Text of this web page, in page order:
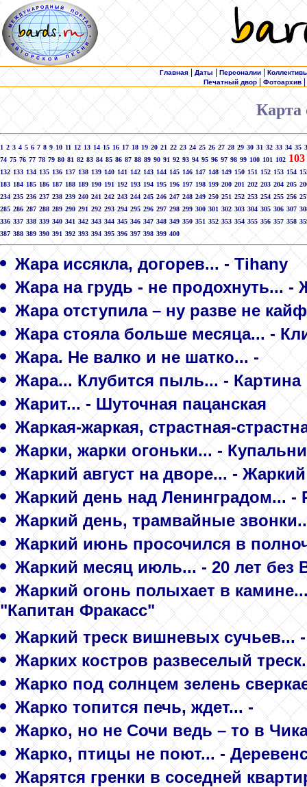
Главная| Даты Персоналии|
Печатный двор| Фотоархив
Карта
1 2 3 4 5 6 7 8 9 10 11 12 13 14 15 16 17 18 19 20 21 22 23 24 25 26 27 28 29 30 31 32 33 34 35
74 75 76 77 78 79 80 81 82 83 84 85 86 87 88 89 90 91 92 93 94 95 96 97 98 99 100 101 102 103
132 133 134 135 136 137 138 139 140 141 142 143 144 145 146 147 148 149 150 151 152 153 154
183 184 185 186 187 188 189 190 191 192 193 194 195 196 197 198 199 200 201 202 203 204 205
234 235 236 237 238 239 240 241 242 243 244 245 246 247 248 249 250 251 252 253 254 255 256
285 286 287 288 289 290 291 292 293 294 295 296 297 298 299 300 301 302 303 304 305 306 307
336 337 338 339 340 341 342 343 344 345 346 347 348 349 350 351 352 353 354 355 356 357 358
387 388 389 390 391 392 393 394 395 396 397 398 399 400
Жара иссякла, догорев... - Tihany
Жара на грудь - не продохнуть... -
Жара отступила – ну разве не
Жара стояла больше месяца... -
Жара. Не валко и не шатко... -
Жара... Клубится пыль... - Картина
Жарит... - Шуточная пацанская
Жаркая-жаркая, страстная-
Жарки, жарки огоньки... -
Жаркий август на дворе... - Жаркий
Жаркий день над Ленинградом... -
Жаркий день, трамвайные
Жаркий июнь просочился в
Жаркий месяц июль... - 20 лет без
Жаркий огонь полыхает в
"Капитан Фракасс"
Жаркий треск вишневых сучьев... -
Жарких костров развеселый
Жарко под солнцем зелень
Жарко топится печь, ждет... -
Жарко, но не Сочи ведь – то в
Жарко, птицы не поют... -
Жарятся гренки в соседней